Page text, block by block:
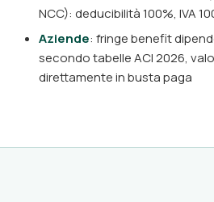
NCC): deducibilità 100%, IVA
Aziende: fringe benefit
secondo tabelle ACI 2026,
direttamente in busta paga